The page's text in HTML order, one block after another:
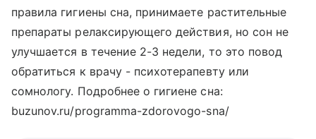
правила гигиены сна, принимаете растительные
препараты релаксирующего действия, но сон не
улучшается в течение 2-3 недели, то это повод
обратиться к врачу - психотерапевту или
сомнологу. Подробнее о гигиене сна:
buzunov.ru/programma-zdorovogo-sna/